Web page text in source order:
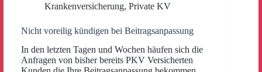
Krankenversicherung, Private KV
Nicht voreilig kündigen bei Beitragsanpassung
In den letzten Tagen und Wochen häufen sich die
Anfragen von bisher bereits PKV Versicherten